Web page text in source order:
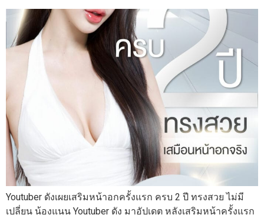
Youtuber ดังเผยเสริมหน้าอกครั้งแรก ครบ 2 ปี ทรงสวย ไม่มี
เปลี่ยน น้องแนน Youtuber ดัง มาอัปเดต หลังเสริมหน้าครั้งแรก